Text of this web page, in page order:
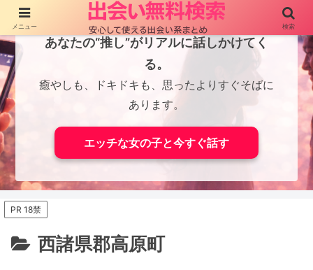
あなたの“推し”がリアルに話しかけてく
る。
癒やしも、ドキドキも、思ったよりすぐそばに
あります。
エッチな女の子と今すぐ話す
PR 18禁
西諸県郡高原町
メニュー 検索